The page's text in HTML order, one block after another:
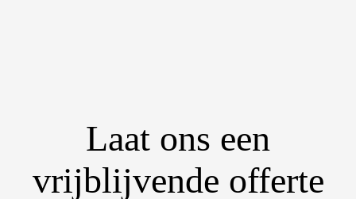
Laat ons een
vrijblijvende offerte